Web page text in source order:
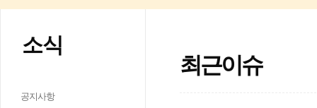
소식
공지사항
최근이슈